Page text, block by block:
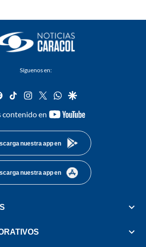
Síguenos en:
facebook
tiktok instagram
twitterwhatsapp
google
contenido en
youtube-
nuestra app en
nuestra app en